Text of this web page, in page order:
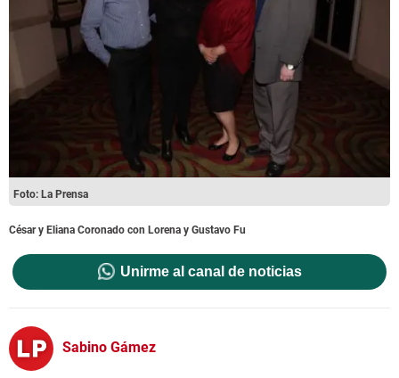
Foto: La Prensa
César y Eliana Coronado con Lorena y Gustavo Fu
Unirme al canal de noticias
Sabino Gámez